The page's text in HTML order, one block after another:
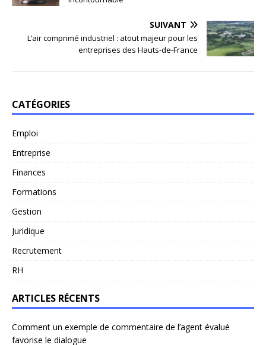
SUIVANT
L’air comprimé industriel : atout majeur pour les
entreprises des Hauts-de-France
CATÉGORIES
Emploi
Entreprise
Finances
Formations
Gestion
Juridique
Recrutement
RH
ARTICLES RÉCENTS
Comment un exemple de commentaire de l’agent évalué
favorise le dialogue